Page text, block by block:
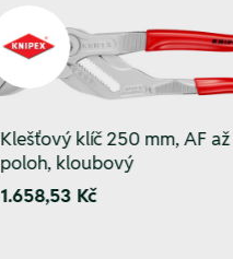
Klešťový klíč 250 mm, AF
poloh, kloubový
1.658,53 Kč